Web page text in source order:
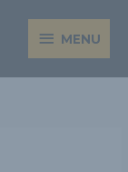
MENU
MENU